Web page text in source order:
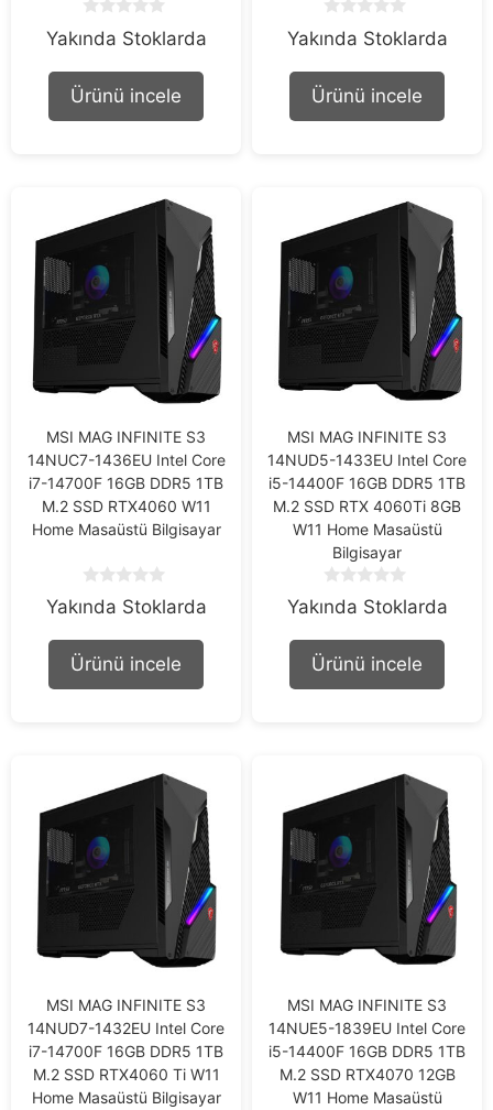
o
o
f
Yakında Stoklarda
Ürünü incele
o
o
f
Yakında Stoklarda
Ürünü incele
MSI MAG INFINITE S3
14NUC7-1436EU Intel Core
i7-14700F 16GB DDR5 1TB
M.2 SSD RTX4060 W11
Home Masaüstü Bilgisayar
o
o
f
Yakında Stoklarda
Ürünü incele
MSI MAG INFINITE S3
14NUD5-1433EU Intel Core
i5-14400F 16GB DDR5 1TB
M.2 SSD RTX 4060Ti 8GB
W11 Home Masaüstü
Bilgisayar
o
o
f
Yakında Stoklarda
Ürünü incele
MSI MAG INFINITE S3
14NUD7-1432EU Intel Core
i7-14700F 16GB DDR5 1TB
M.2 SSD RTX4060 Ti W11
Home Masaüstü Bilgisayar
MSI MAG INFINITE S3
14NUE5-1839EU Intel Core
i5-14400F 16GB DDR5 1TB
M.2 SSD RTX4070 12GB
W11 Home Masaüstü